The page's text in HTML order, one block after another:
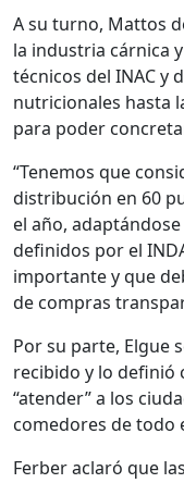
A su turno, Mattos
la industria cárnica
técnicos del INAC y
nutricionales hasta
para poder
“Tenemos que
distribución en 60
el año,
definidos por el
importante y que
de compras
Por su parte, Elgue
recibido y lo
“atender” a los
comedores de todo
Ferber aclaró que